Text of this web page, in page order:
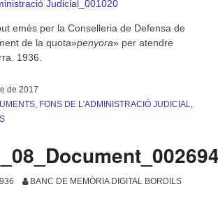
Judicial_001020
emès per la Conselleria de Defensa de
de la quota»penyora» per atendre
1936.
de 2017
FONS DE L'ADMINISTRACIÓ JUDICIAL
BANC DE MEMÒRIA DIGITAL BORDILS